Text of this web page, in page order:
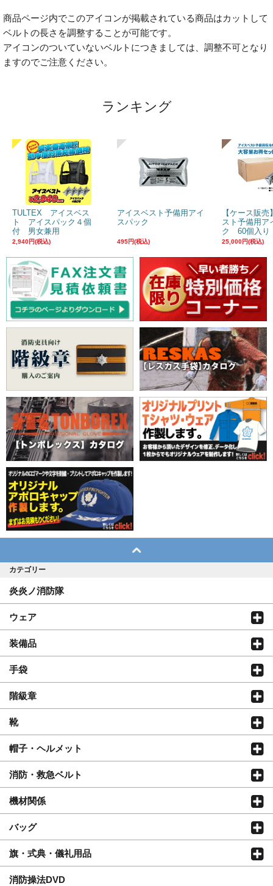
商品ページ内でこのアイコンが掲載されている商品はカットして
ベルトの長さを調整することが可能です。
アイコンのついていないベルトにつきましては、調整不可となり
ますのでご注意ください。
ランキング
TULTEX アイスベス
ト アイスパック４個
付 男女兼用
2,940円(税込)
アイスベスト予備用アイ
スパック
495円(税込)
【ケース販
スト予備用ア
ク 60個入り
25,000円(税込)
カテゴリー
炎炎ノ消防隊
ウェア
装備品
手袋
階級章
靴
帽子・ヘルメット
消防・救急ベルト
機材関係
バッグ
旗・式典・儀礼用品
消防操法DVD